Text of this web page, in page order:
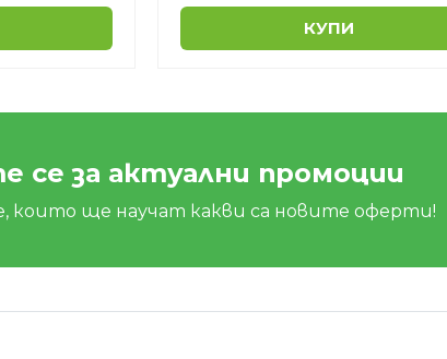
КУПИ
се за актуални промоции
които ще научат какви са новите оферти!